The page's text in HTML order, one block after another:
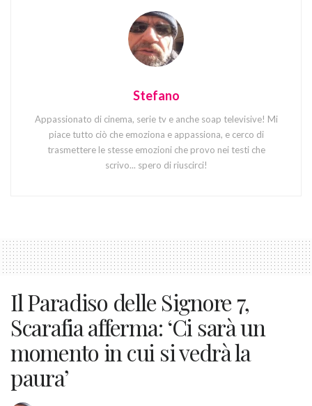
Stefano
Appassionato di cinema, serie tv e anche soap televisive! Mi
piace tutto ciò che emoziona e appassiona, e cerco di
trasmettere le stesse emozioni che provo nei testi che
scrivo... spero di riuscirci!
Il Paradiso delle Signore 7,
Scarafia afferma: ‘Ci sarà un
momento in cui si vedrà la
paura’